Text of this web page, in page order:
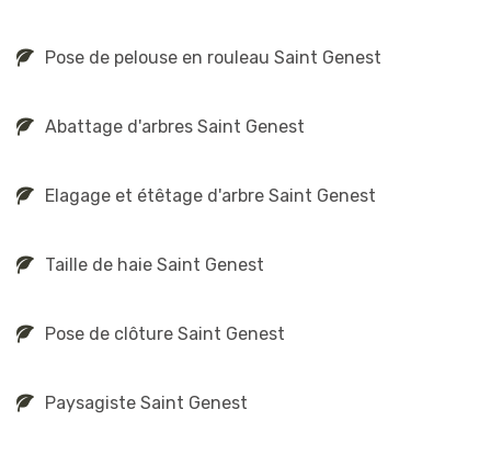
Pose de pelouse en rouleau Saint Genest
Abattage d'arbres Saint Genest
Elagage et étêtage d'arbre Saint Genest
Taille de haie Saint Genest
Pose de clôture Saint Genest
Paysagiste Saint Genest